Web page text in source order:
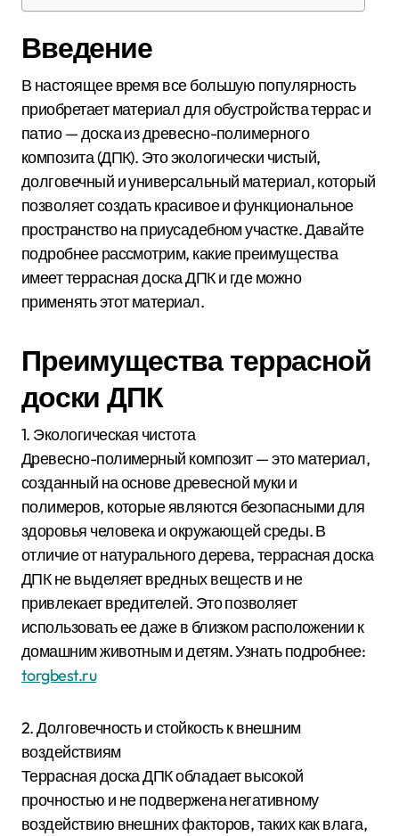
Введение
В настоящее время все большую популярность
приобретает материал для обустройства террас и
патио — доска из древесно-полимерного
композита (ДПК). Это экологически чистый,
долговечный и универсальный материал, который
позволяет создать красивое и функциональное
пространство на приусадебном участке. Давайте
подробнее рассмотрим, какие преимущества
имеет террасная доска ДПК и где можно
применять этот материал.
Преимущества террасной
доски ДПК
1. Экологическая чистота
Древесно-полимерный композит — это материал,
созданный на основе древесной муки и
полимеров, которые являются безопасными для
здоровья человека и окружающей среды. В
отличие от натурального дерева, террасная доска
ДПК не выделяет вредных веществ и не
привлекает вредителей. Это позволяет
использовать ее даже в близком расположении к
домашним животным и детям. Узнать подробнее:
torgbest.ru
2. Долговечность и стойкость к внешним
воздействиям
Террасная доска ДПК обладает высокой
прочностью и не подвержена негативному
воздействию внешних факторов, таких как влага,